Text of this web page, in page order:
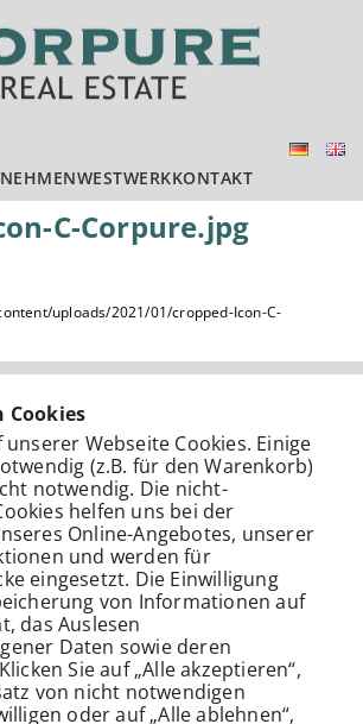
WESTWERKKONTAKT
C-Corpure.jpg
uploads/2021/01/cropped-Icon-C-
Corpure GmbH & Co.KG
Cookies
Webseite Cookies. Einige
(z.B. für den Warenkorb)
notwendig. Die nicht-
helfen uns bei der
Online-Angebotes, unserer
und werden für
eingesetzt. Die Einwilligung
von Informationen auf
das Auslesen
Daten sowie deren
Sie auf „Alle akzeptieren“,
von nicht notwendigen
oder auf „Alle ablehnen“,